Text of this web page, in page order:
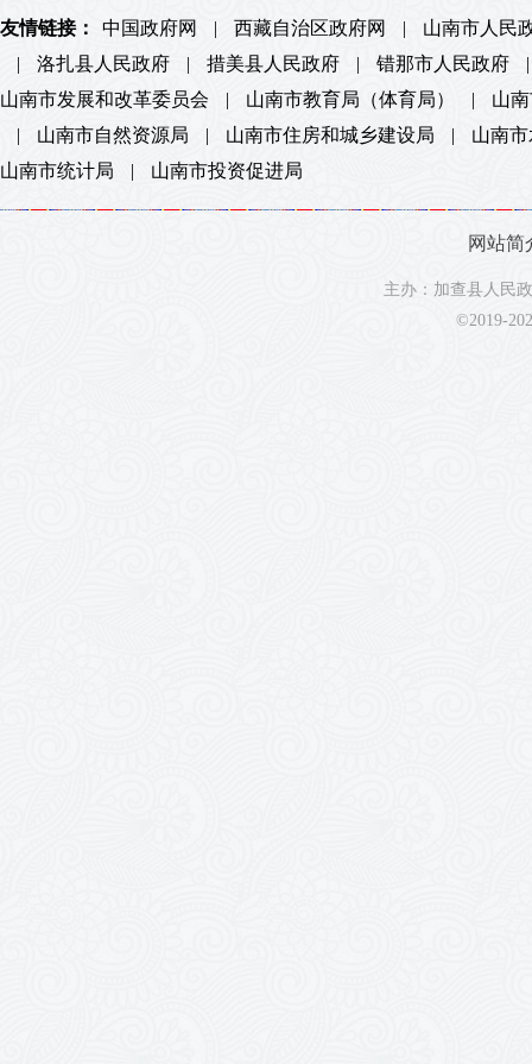
友情链接： 中国政府网 | 西藏自治区政府网 |
山南市人民
|
洛扎县人民政府 | 措美县人民政府 | 错那市人民政府
|
山南市发展和改革委员会
| 山南市教育局（体育局） |
山
|
山南市自然资源局 | 山南市住房和城乡建设局 |
山南
山南市统计局
| 山南市投资促进局
网站简
主办：加查县人民
©2019-